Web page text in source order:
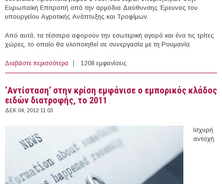
Ευρωπαϊκή Επιτροπή από την αρμόδια Διεύθυνσης Έρευνας του
υπουργείου Αγροτικής Ανάπτυξης και Τροφίμων.
Από αυτά, τα τέσσερα αφορούν την εσωτερική αγορά και ένα τις τρίτες
χώρες, το οποίο θα υλοποιηθεί σε συνεργασία με τη Ρουμανία.
Διαβάστε περισσότερα για Πέντε νέα προγράμματα προώθησης αγροτικών
προιόντων, συνολικού ύψους 14,067 εκατ. ευρώ, από το
1208 εμφανίσεις
‘Αντίσταση’ στην κρίση εμφάνισε ο εμπορικός κλάδος
ειδών διατροφής, το 2011
ΔΕΚ 04, 2012 11:03
Ισχυρή
αντοχή